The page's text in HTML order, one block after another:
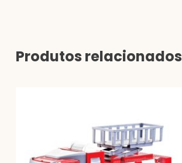
Produtos relacionados